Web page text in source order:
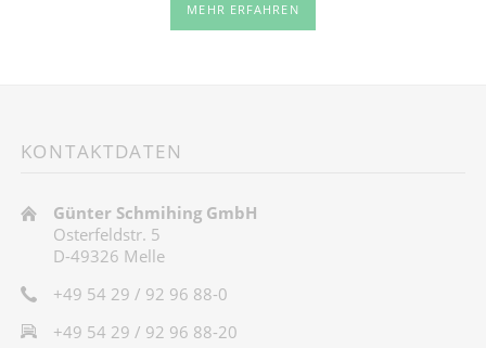
MEHR ERFAHREN
KONTAKTDATEN
Günter Schmihing GmbH
Osterfeldstr. 5
D-49326 Melle
+49 54 29 / 92 96 88-0
+49 54 29 / 92 96 88-20